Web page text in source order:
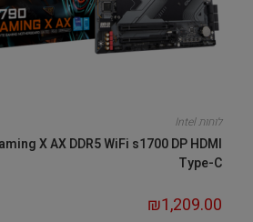
לוחות Intel
X AX DDR5 WiFi s1700 DP HDMI
Type-C
₪1,209.00